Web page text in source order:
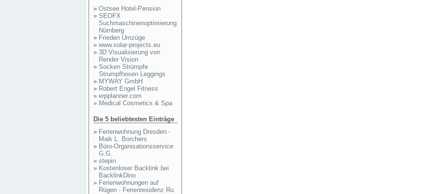
» Ostsee Hotel-Pension
» SEOFX
Suchmaschinenoptimierung
Nürnberg
» Frieden Umzüge
» www.solar-projects.eu
» 3D Visualisierung von
Render Vision
» Socken Strümpfe
Strumpfhosen Leggings
» MYWAY GmbH
» Robert Engel Fitness
» erpplanner.com
» Medical Cosmetics & Spa
Die 5 beliebtesten Einträge
» Ferienwohnung Dresden -
Maik L. Borchers
» Büro-Organisationsservice
G.G.
» stepin
» Kostenloser Backlink bei
BacklinkDino
» Ferienwohnungen auf
Rügen - Ferienresidenz Ru